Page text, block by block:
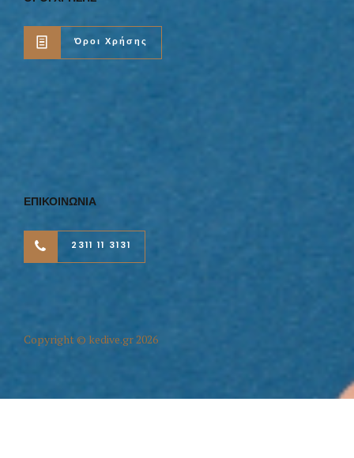
Όροι Χρήσης
ΕΠΙΚΟΙΝΩΝΙΑ
2311 11 3131
Copyright © kedive.gr 2026